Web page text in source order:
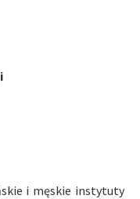
i męskie instytuty